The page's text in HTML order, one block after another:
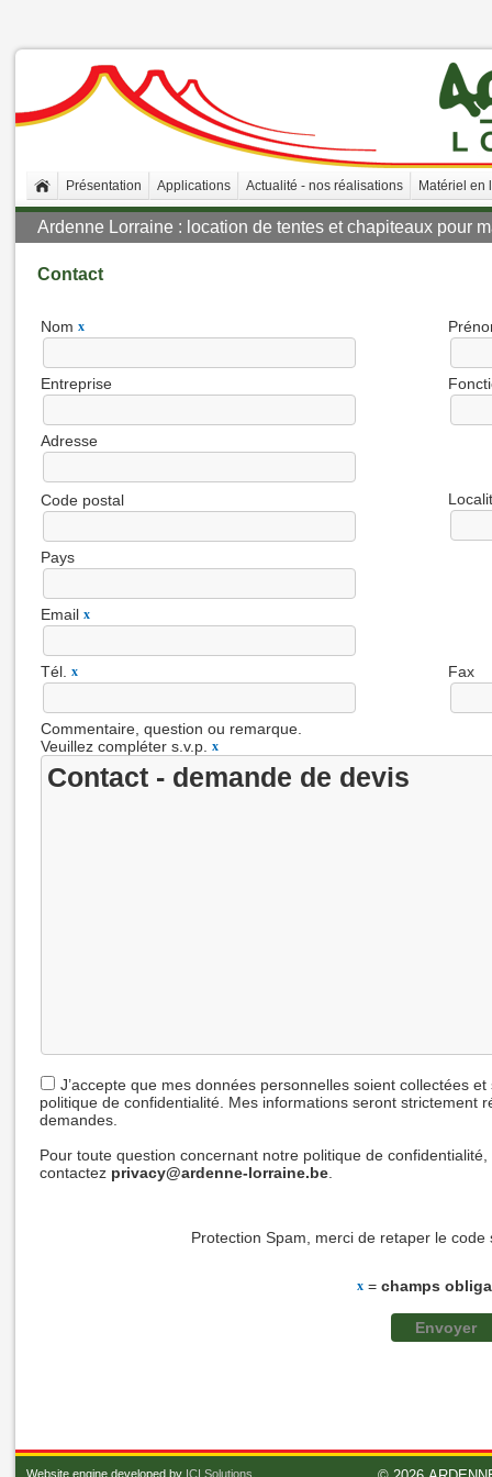
Présentation Applications Actualité - nos réalisations Matériel en
Ardenne Lorraine : location de tentes et chapiteaux pour
Contact
Nom x
Entreprise
Adresse
Code postal
Pays
Email x
Tél. x Fax
Commentaire, question ou remarque.
Veuillez compléter s.v.p.
x
J’accepte que mes données personnelles soient collectées
politique de confidentialité. Mes informations seront strictement
demandes.
Pour toute question concernant notre politique de confidentialité,
contactez privacy@ardenne-lorraine.be
Protection Spam, merci de retaper le
x = champs
Website engine developed by ICI Solutions